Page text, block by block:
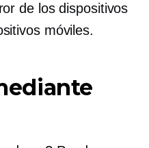
de los dispositivos
móviles.